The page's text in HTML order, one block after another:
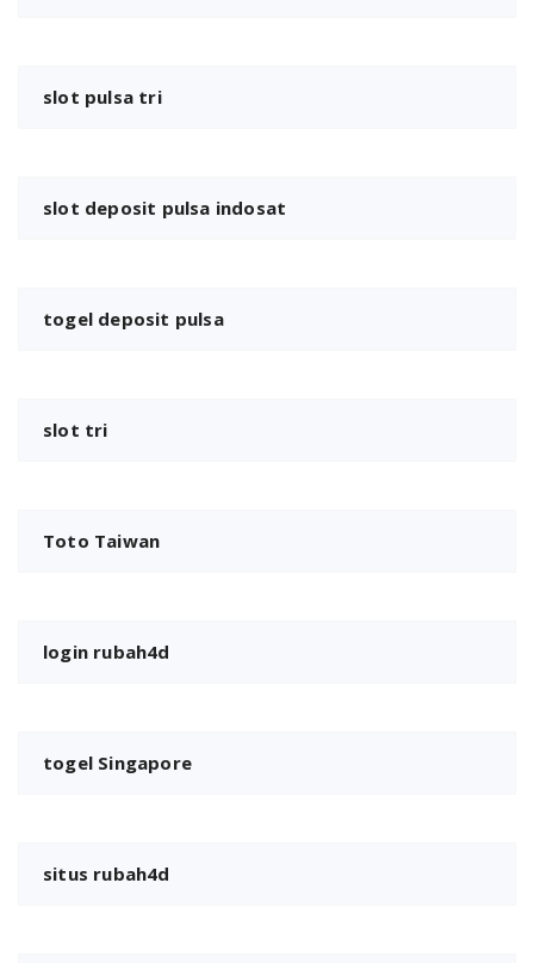
slot pulsa tri
slot deposit pulsa indosat
togel deposit pulsa
slot tri
Toto Taiwan
login rubah4d
togel Singapore
situs rubah4d